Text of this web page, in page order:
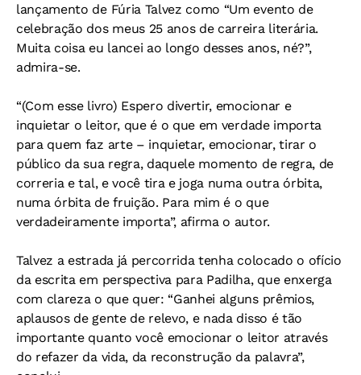
lançamento de Fúria Talvez como “Um evento de
celebração dos meus 25 anos de carreira literária.
Muita coisa eu lancei ao longo desses anos, né?”,
admira-se.
“(Com esse livro) Espero divertir, emocionar e
inquietar o leitor, que é o que em verdade importa
para quem faz arte – inquietar, emocionar, tirar o
público da sua regra, daquele momento de regra, de
correria e tal, e você tira e joga numa outra órbita,
numa órbita de fruição. Para mim é o que
verdadeiramente importa”, afirma o autor.
Talvez a estrada já percorrida tenha colocado o ofício
da escrita em perspectiva para Padilha, que enxerga
com clareza o que quer: “Ganhei alguns prêmios,
aplausos de gente de relevo, e nada disso é tão
importante quanto você emocionar o leitor através
do refazer da vida, da reconstrução da palavra”,